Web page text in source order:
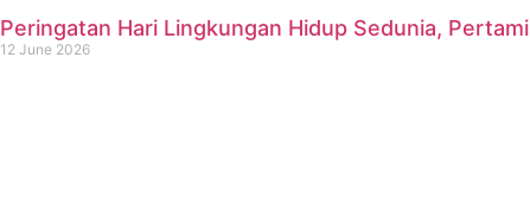
Peringatan Hari Lingkungan Hidup Sedunia,
12 June 2026